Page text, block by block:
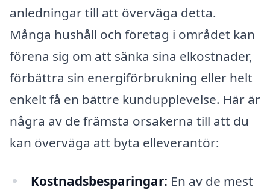
anledningar till att överväga detta.
Många hushåll och företag i området kan
förena sig om att sänka sina elkostnader,
förbättra sin energiförbrukning eller helt
enkelt få en bättre kundupplevelse. Här är
några av de främsta orsakerna till att du
kan överväga att byta elleverantör:
Kostnadsbesparingar: En av de mest